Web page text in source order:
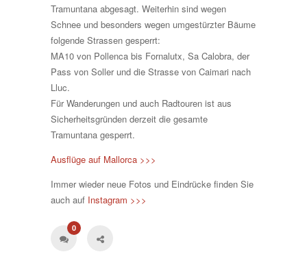
Tramuntana abgesagt. Weiterhin sind wegen
Schnee und besonders wegen umgestürzter Bäume
folgende Strassen gesperrt:
MA10 von Pollenca bis Fornalutx, Sa Calobra, der
Pass von Soller und die Strasse von Caimari nach
Lluc.
Für Wanderungen und auch Radtouren ist aus
Sicherheitsgründen derzeit die gesamte
Tramuntana gesperrt.
Ausflüge auf Mallorca >>>
Immer wieder neue Fotos und Eindrücke finden Sie
auch auf Instagram >>>
0